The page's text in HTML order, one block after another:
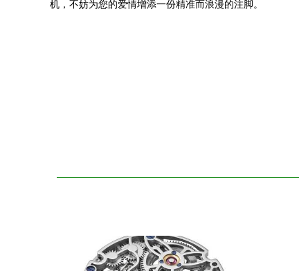
机，不妨为您的爱情增添一份精准而浪漫的注脚。